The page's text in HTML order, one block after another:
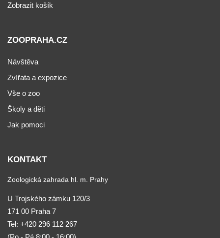
Zobrazit košík
ZOOPRAHA.CZ
Návštěva
Zvířata a expozice
Vše o zoo
Školy a děti
Jak pomoci
KONTAKT
Zoologická zahrada hl. m. Prahy
U Trojského zámku 120/3
171 00 Praha 7
Tel: +420 296 112 267